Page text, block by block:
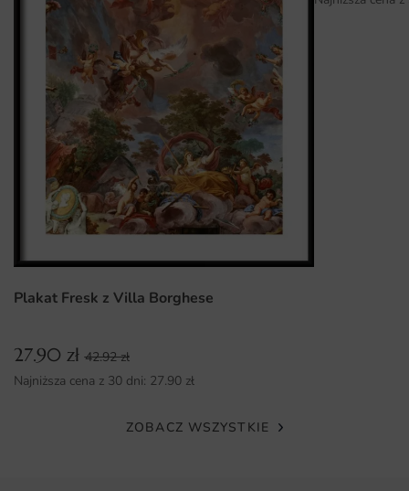
Dlaczego warto wybrać tę fototapetę
Nowoczesny design, który wpasuje się w różnorodne style
wnętrz.
Wysoka jakość druku i ekologiczne materiały gwarantujące
trwałość.
Możliwość wyboru różnych wymiarów, które dopasują się
do każdej przestrzeni.
Łatwy montaż, który można wykonać samodzielnie bez
Plakat Fresk z Villa Borghese
27.90 zł 42.92zł
Najniższa cena z 30 dni: 27.90 zł
ZOBACZ WSZYSTKIE